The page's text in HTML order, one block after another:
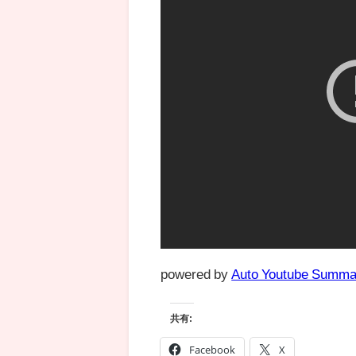
powered by Auto Youtube
共有:
Facebook X